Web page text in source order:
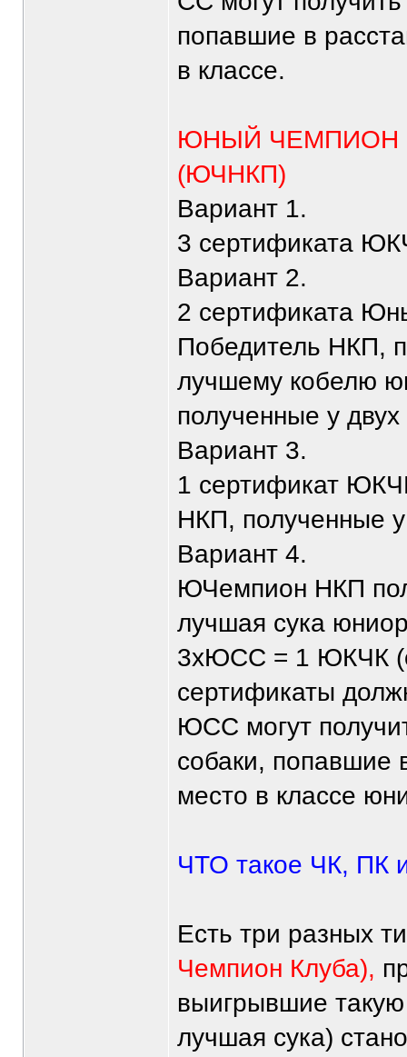
попавшие в
в классе.
ЮНЫЙ ЧЕМПИОН
(ЮЧНКП)
Вариант 1.
3 сертификата
Вариант 2.
2 сертификата
Победитель НКП,
лучшему кобелю
полученные у
Вариант 3.
1 сертификат
НКП, полученные
Вариант 4.
ЮЧемпион НКП
лучшая сука
3хЮСС = 1 ЮКЧК
сертификаты
ЮСС могут
собаки, попавшие
место в классе
ЧТО такое ЧК, ПК
Есть три разных
Чемпион Клуба),
выигрывшие
лучшая сука)